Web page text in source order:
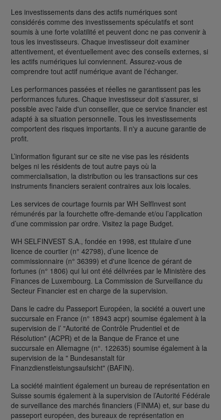
Les investissements dans des actifs numériques sont
considérés comme des investissements spéculatifs et sont
soumis à une forte volatilité et peuvent donc ne pas convenir à
tous les investisseurs. Chaque investisseur doit examiner
attentivement, et éventuellement avec des conseils externes, si
les actifs numériques lui conviennent. Assurez-vous de
comprendre tout actif numérique avant de l'échanger.
Les performances passées et réelles ne garantissent pas les
performances futures. Chaque investisseur doit s'assurer, si
possible avec l'aide d'un conseiller, que ce service financier est
adapté à sa situation personnelle. Tous les investissements
comportent des risques importants. Il n'y a aucune garantie de
profit.
L’information figurant sur ce site ne vise pas les résidents
belges ni les résidents de tout autre pays où la
commercialisation, la distribution ou les transactions sur ces
instruments financiers seraient contraires aux lois locales.
Les services de courtage fournis par WH SelfInvest sont
rémunérés par la fourchette offre-demande et/ou l’application
d’une commission par ordre. Visitez la page Budget.
WH SELFINVEST S.A., fondée en 1998, est titulaire d’une
licence de courtier (n° 42798), d’une licence de
commissionnaire (n° 36399) et d'une licence de gérant de
fortunes (n° 1806) qui lui ont été délivrées par le Ministère des
Finances de Luxembourg. La Commission de Surveillance du
Secteur Financier est en charge de la supervision.
Dans le cadre du Passeport Européen, la société a ouvert une
succursale en France (n° 18943 acpr) soumise également à la
supervision de l’ "Autorité de Contrôle Prudentiel et de
Résolution" (ACPR) et de la Banque de France et une
succursale en Allemagne (n°. 122635) soumise également à la
supervision de la " Bundesanstalt für
Finanzdienstleistungsaufsicht" (BAFIN).
La société maintient également un bureau de représentation en
Suisse soumis également à la supervision de l’Autorité Fédérale
de surveillance des marchés financiers (FINMA) et, sur base du
passeport européen, des bureaux de représentation en